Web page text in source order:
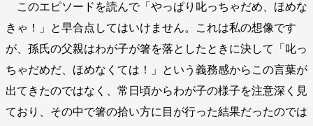
このエピソードを読んで「やっぱり叱っちゃだめ、ほめな
きゃ！」と早合点してはいけません。これは私の想像です
が、孫氏の父親はわが子が箸を落としたときに決して「叱っ
ちゃだめだ、ほめなくては！」という義務感からこの言葉が
出てきたのではなく、常日頃からわが子の様子を注意深く見
ており、その中で箸の拾い方に目が行った結果だったのでは